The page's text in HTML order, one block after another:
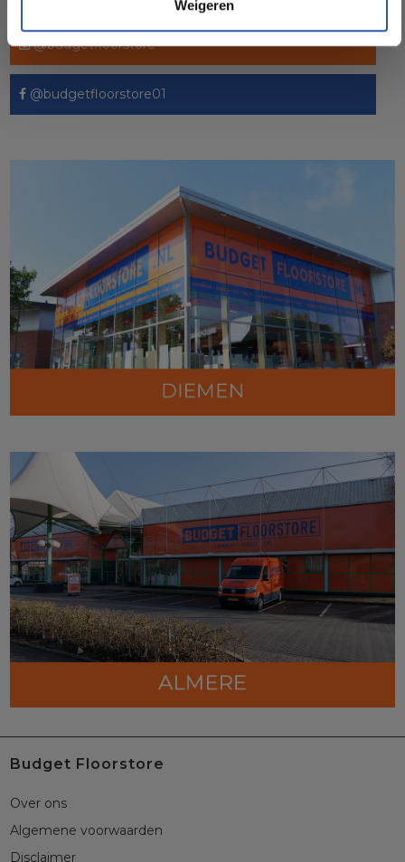
Weigeren
@budgetfloorstore
@budgetfloorstore01
Budget Floorstore
Over ons
Algemene voorwaarden
Disclaimer